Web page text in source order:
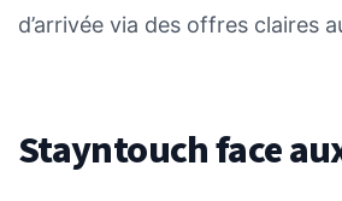
d’arrivée via des offres claires
Stayntouch face